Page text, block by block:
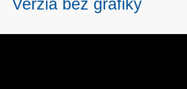
Verzia bez grafiky